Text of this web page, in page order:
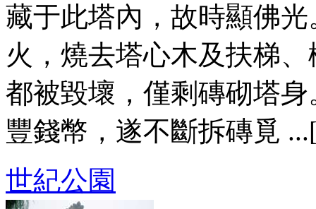
藏于此塔內，故時顯佛
火，燒去塔心木及扶梯
都被毀壞，僅剩磚砌塔
豐錢幣，遂不斷拆磚覓
世紀公園